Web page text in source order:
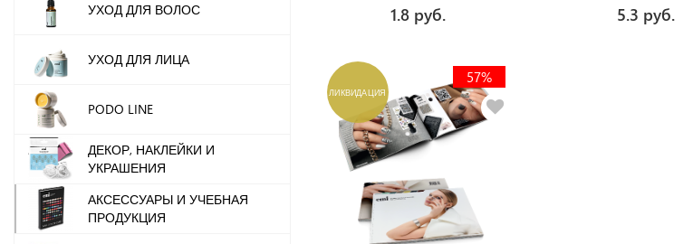
1.8 руб. 5.3 руб.
ЛИКВИДАЦИЯ
57%
УХОД ДЛЯ ВОЛОС
УХОД ДЛЯ ЛИЦА
PODO LINE
ДЕКОР, НАКЛЕЙКИ И
УКРАШЕНИЯ
АКСЕССУАРЫ И УЧЕБНАЯ
ПРОДУКЦИЯ